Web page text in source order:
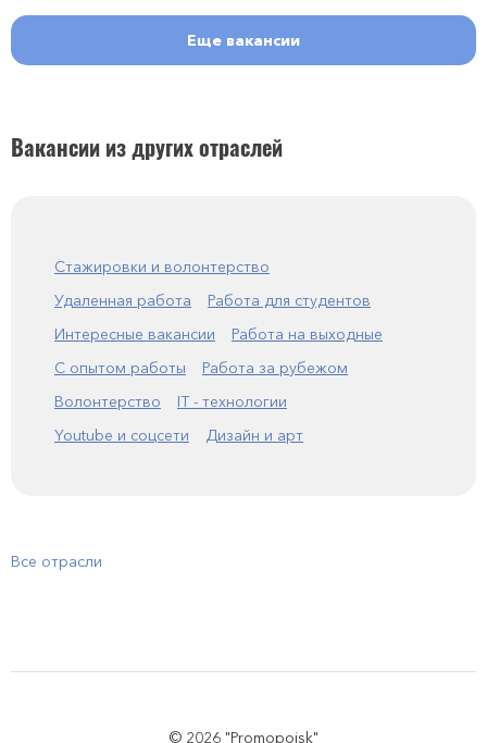
Еще вакансии
Вакансии из других отраслей
Стажировки и волонтерство
Удаленная работа
Работа для студентов
Интересные вакансии
Работа на выходные
С опытом работы
Работа за рубежом
Волонтерство
IT - технологии
Youtube и соцсети
Дизайн и арт
Все отрасли
© 2026 "Promopoisk"